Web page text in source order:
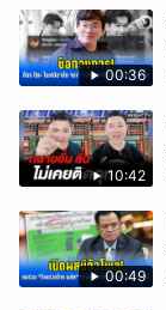
00:36
10:42
00:49